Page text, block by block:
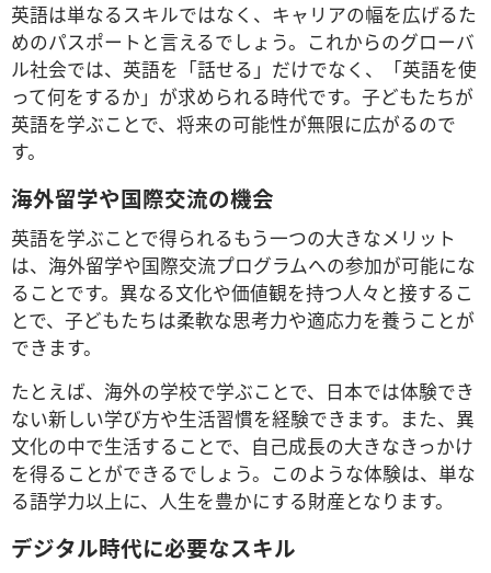
英語は単なるスキルではなく、キャリアの幅を広げるた
めのパスポートと言えるでしょう。これからのグローバ
ル社会では、英語を「話せる」だけでなく、「英語を使
って何をするか」が求められる時代です。子どもたちが
英語を学ぶことで、将来の可能性が無限に広がるので
す。
海外留学や国際交流の機会
英語を学ぶことで得られるもう一つの大きなメリット
は、海外留学や国際交流プログラムへの参加が可能にな
ることです。異なる文化や価値観を持つ人々と接するこ
とで、子どもたちは柔軟な思考力や適応力を養うことが
できます。
たとえば、海外の学校で学ぶことで、日本では体験でき
ない新しい学び方や生活習慣を経験できます。また、異
文化の中で生活することで、自己成長の大きなきっかけ
を得ることができるでしょう。このような体験は、単な
る語学力以上に、人生を豊かにする財産となります。
デジタル時代に必要なスキル